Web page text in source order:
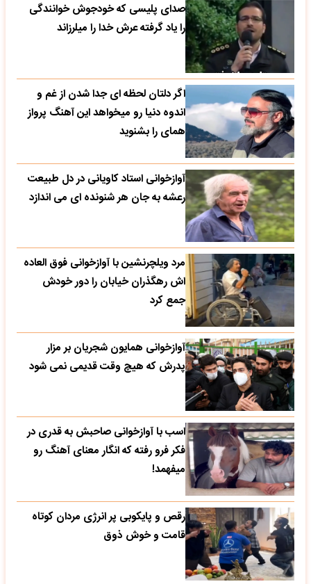
صدای پلیسی که خودجوش خوانندگی
را یاد گرفته عرش خدا را میلرزاند
اگر دلتان لحظه ای جدا شدن از غم و
اندوه دنیا رو میخواهد این آهنگ پرواز
همای را بشنوید
آوازخوانی استاد کاویانی در دل طبیعت
رعشه به جان هر شنونده ای می اندازد
مرد ویلچرنشین با آوازخوانی فوق العاده
اش رهگذران خیابان را دور خودش
جمع کرد
آوازخوانی همایون شجریان بر مزار
پدرش که هیچ وقت قدیمی نمی شود
اسب با آوازخوانی صاحبش به قدری در
فکر فرو رفته که انگار معنای آهنگ رو
میفهمد!
رقص و پایکوبی پر انرژی مردان کوتاه
قامت و خوش ذوق